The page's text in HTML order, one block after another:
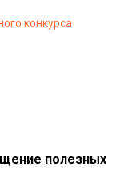
конкурса
полезных